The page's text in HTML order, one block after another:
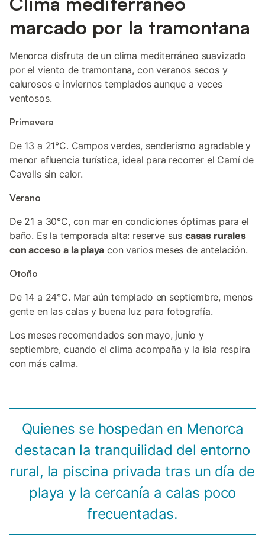
marcado por la tramontana
Menorca disfruta de un clima mediterráneo suavizado
por el viento de tramontana, con veranos secos y
calurosos e inviernos templados aunque a veces
ventosos.
Primavera
De 13 a 21°C. Campos verdes, senderismo agradable y
menor afluencia turística, ideal para recorrer el Camí de
Cavalls sin calor.
Verano
De 21 a 30°C, con mar en condiciones óptimas para el
baño. Es la temporada alta: reserve sus casas rurales
con acceso a la playa con varios meses de antelación.
Otoño
De 14 a 24°C. Mar aún templado en septiembre, menos
gente en las calas y buena luz para fotografía.
Los meses recomendados son mayo, junio y
septiembre, cuando el clima acompaña y la isla respira
con más calma.
Quienes se hospedan en Menorca
destacan la tranquilidad del entorno
rural, la piscina privada tras un día de
playa y la cercanía a calas poco
frecuentadas.